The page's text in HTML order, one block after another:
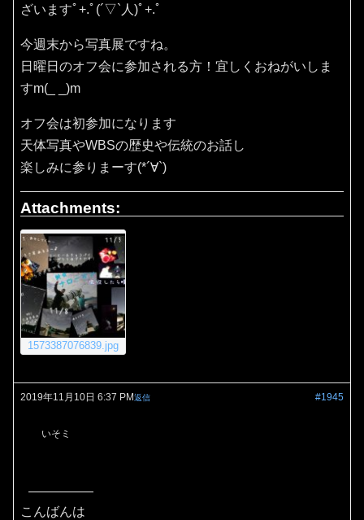
ざいますﾟ+.ﾟ(´▽`人)ﾟ+.ﾟ
今週末から写真展ですね。
日曜日のオフ会に参加される方！宜しくおねがいしま
すm(_ _)m
オフ会は初参加になります
天体写真やWBSの歴史や伝統のお話し
楽しみに参りまーす(*´∀`)
Attachments:
1573387076839.jpg
2019年11月10日 6:37 PM #1945
返信
いそミ
こんばんは